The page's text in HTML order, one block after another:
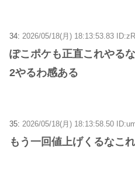
34: 2026/05/18(月) 18:13:53.83
ぽこポケも正直これやる
2やるわ感ある
35: 2026/05/18(月) 18:13:58.50
もう一回値上げくるなこれ